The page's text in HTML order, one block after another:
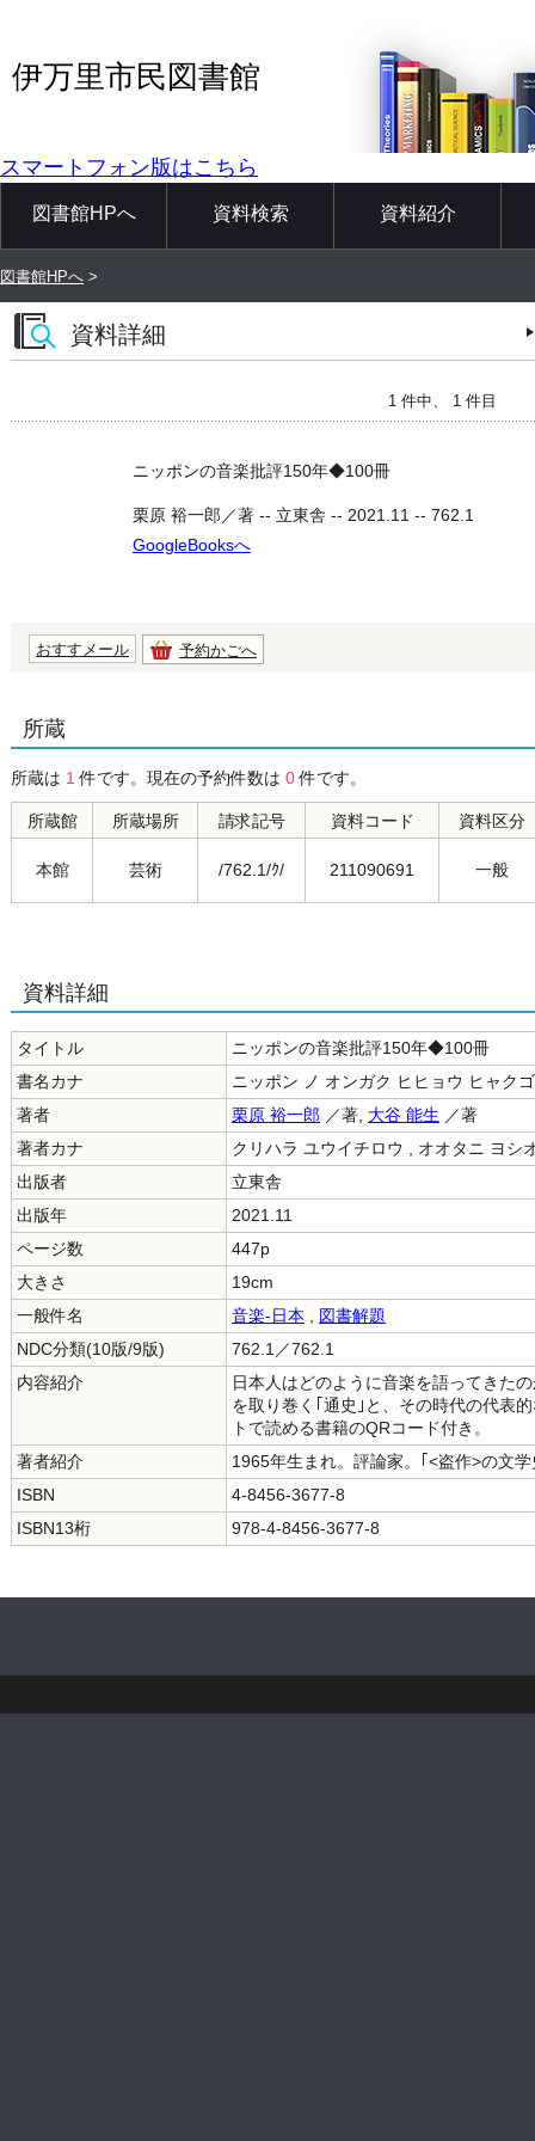
伊万里市民図書館
スマートフォン版はこちら
図書館HPへ 資料検索 資料紹介
図書館HPへ >
資料詳細
1 件中、 1 件目
ニッポンの音楽批評150年◆100冊
栗原 裕一郎／著 -- 立東舎 -- 2021.11 -- 762.1
GoogleBooksへ
おすすメール 予約かごへ
所蔵
所蔵は 1 件です。現在の予約件数は 0件です。
所蔵館 所蔵場所 請求記号 資料コード 資料区分
本館 芸術 /762.1/ｸ/ 211090691 一般
資料詳細
タイトル
ニッポンの音楽批評150年◆100冊
書名カナ
ニッポン ノ オンガク ヒヒョウ ヒャク
著者
栗原 裕一郎 ／著, 大谷 能生 ／著
著者カナ
クリハラ ユウイチロウ , オオタニ ヨシ
出版者
立東舎
出版年
2021.11
ページ数
447p
大きさ
19cm
一般件名
音楽-日本
図書解題
NDC分類(10版/9版)
762.1／762.1
内容紹介
日本人はどのように音楽を語ってきた
を取り巻く｢通史｣と、その時代の代表
トで読める書籍のQRコード付き。
著者紹介
1965年生まれ。評論家。｢<盗作>の文
ISBN
4-8456-3677-8
ISBN13桁
978-4-8456-3677-8